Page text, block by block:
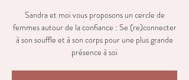
Sandra et moi vous proposons un cercle de
femmes autour de la confiance : Se (re)connecter
à son souffle et à son corps pour une plus grande
présence à soi